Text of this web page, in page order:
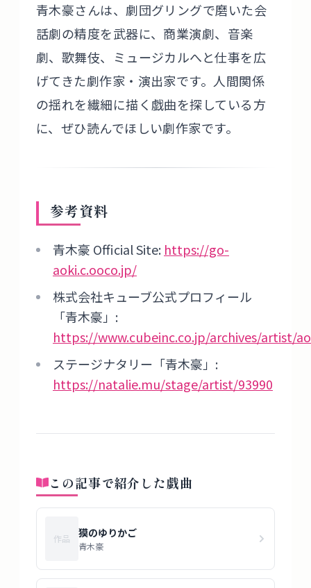
青木豪さんは、劇団グリングで磨いた会
話劇の精度を武器に、商業演劇、音楽
劇、歌舞伎、ミュージカルへと仕事を広
げてきた劇作家・演出家です。人間関係
の揺れを繊細に描く戯曲を探している方
に、ぜひ読んでほしい劇作家です。
参考資料
青木豪 Official Site: https://go-
aoki.c.ooco.jp/
株式会社キューブ公式プロフィール
「青木豪」:
https://www.cubeinc.co.jp/archives/artist/
ステージナタリー「青木豪」:
https://natalie.mu/stage/artist/93990
この記事で紹介した戯曲
作品 獏のゆりかご
青木豪